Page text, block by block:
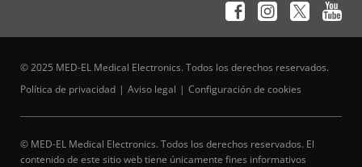
© 2025 MED-EL Medical Electronics. Todos los derechos reservados.
Política de privacidad
Aviso legal Configuración de cookies
© MED-EL Medical Electronics. Todos los derechos reservados. El
contenido de este sitio web tiene únicamente fines informativos